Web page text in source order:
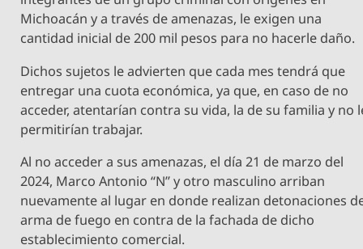
Michoacán y a través de amenazas, le exigen una
cantidad inicial de 200 mil pesos para no hacerle daño.
Dichos sujetos le advierten que cada mes tendrá que
entregar una cuota económica, ya que, en caso de no
acceder, atentarían contra su vida, la de su familia y no
permitirían trabajar.
Al no acceder a sus amenazas, el día 21 de marzo del
2024, Marco Antonio “N” y otro masculino arriban
nuevamente al lugar en donde realizan detonaciones
arma de fuego en contra de la fachada de dicho
establecimiento comercial.